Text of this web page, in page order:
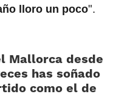
lloro un poco".
Mallorca desde
has soñado
como el de